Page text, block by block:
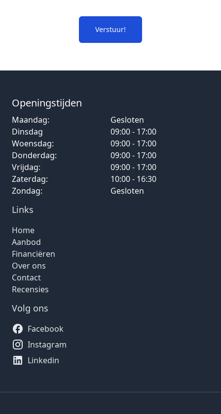
Verstuur!
Openingstijden
Maandag:
Gesloten
Dinsdag
09:00 - 17:00
Woensdag:
09:00 - 17:00
Donderdag:
09:00 - 17:00
Vrijdag:
09:00 - 17:00
Zaterdag:
10:00 - 16:30
Zondag:
Gesloten
Links
Home
Aanbod
Financiëren
Over ons
Contact
Recensies
Volg ons
Facebook
Instagram
Linkedin